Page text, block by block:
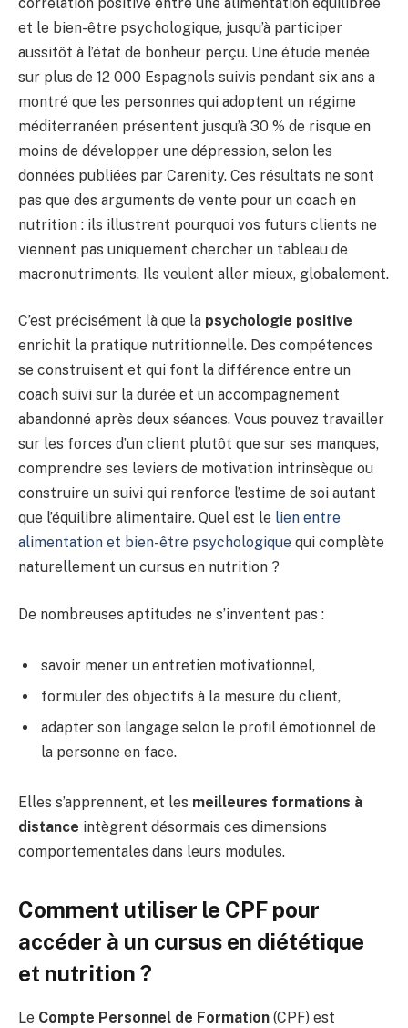
et le bien-être psychologique, jusqu’à participer
aussitôt à l’état de bonheur perçu. Une étude menée
sur plus de 12 000 Espagnols suivis pendant six ans a
montré que les personnes qui adoptent un régime
méditerranéen présentent jusqu’à 30 % de risque en
moins de développer une dépression, selon les
données publiées par Carenity. Ces résultats ne sont
pas que des arguments de vente pour un coach en
nutrition : ils illustrent pourquoi vos futurs clients ne
viennent pas uniquement chercher un tableau de
macronutriments. Ils veulent aller mieux, globalement.
C’est précisément là que la psychologie positive
enrichit la pratique nutritionnelle. Des compétences
se construisent et qui font la différence entre un
coach suivi sur la durée et un accompagnement
abandonné après deux séances. Vous pouvez travailler
sur les forces d’un client plutôt que sur ses manques,
comprendre ses leviers de motivation intrinsèque ou
construire un suivi qui renforce l’estime de soi autant
que l’équilibre alimentaire. Quel est le lien entre
alimentation et bien-être psychologique qui complète
naturellement un cursus en nutrition ?
De nombreuses aptitudes ne s’inventent pas :
savoir mener un entretien motivationnel,
formuler des objectifs à la mesure du client,
adapter son langage selon le profil émotionnel de
la personne en face.
Elles s’apprennent, et les meilleures formations à
distance intègrent désormais ces dimensions
comportementales dans leurs modules.
Comment utiliser le CPF pour
accéder à un cursus en diététique
et nutrition ?
Le Compte Personnel de Formation (CPF) est